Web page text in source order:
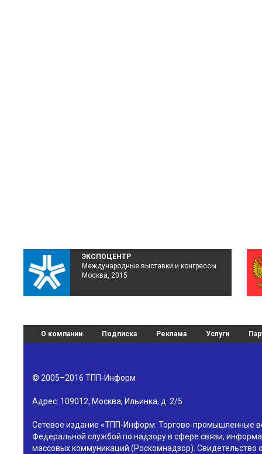
ЭКСПОЦЕНТР
Международные выставки и конгрессы
Москва, 2015
О компании Подписка Реклама Услуги
© 2005–2016 ТПП-Информ
Адрес: 109012, Москва, Ильинка, д. 2/5
Сетевое издание «ТПП-Информ: Торгово-промышленные
Федеральной службой по надзору в сфере связи,
массовых коммуникаций (Роскомнадзор). Свидетельство